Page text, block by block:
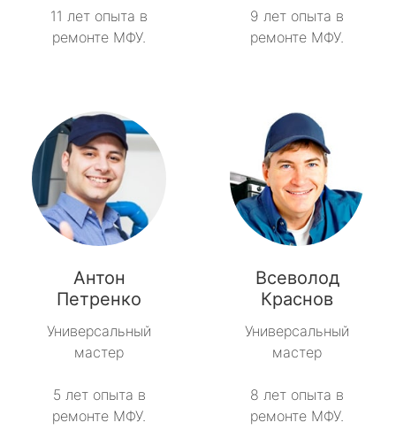
11 лет опыта в
ремонте МФУ.
9 лет опыта в
ремонте МФУ.
Антон
Петренко
Универсальный
мастер
5 лет опыта в
ремонте МФУ.
Всеволод
Краснов
Универсальный
мастер
8 лет опыта в
ремонте МФУ.